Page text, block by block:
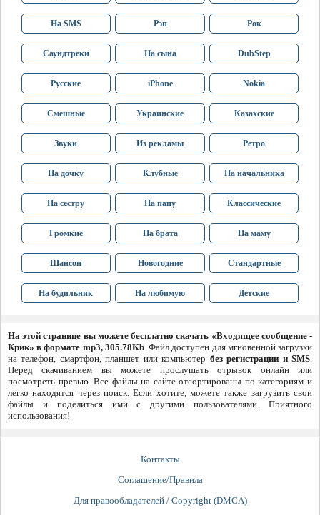
На SMS Рэп Рок
Саундтреки На сына DubStep
Русские iPhone Nokia
Смешные Украинские Казахские
Звуки Из рекламы Ретро
На дочку Клубные На начальника
На сестру На папу Классические
Громкие На брата На маму
Шансон Новогодние Стандартные
На будильник На любимую Детские
На этой странице вы можете бесплатно скачать «Входящее сообщение -
Крик» в формате mp3, 305.78Kb. Файл доступен для мгновенной загрузки
на телефон, смартфон, планшет или компьютер без регистрации и SMS.
Перед скачиванием вы можете прослушать отрывок онлайн или
посмотреть превью. Все файлы на сайте отсортированы по категориям и
легко находятся через поиск. Если хотите, можете также загрузить свои
файлы и поделиться ими с другими пользователями. Приятного
использования!
Контакты
Соглашение/Правила
Для правообладателей / Copyright (DMCA)